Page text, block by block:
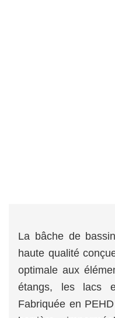
La bâche de
haute qualité
optimale aux
étangs, les lacs
Fabriquée en